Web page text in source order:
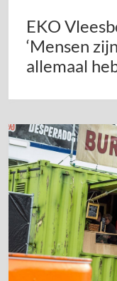
EKO
‘Mensen
allemaal